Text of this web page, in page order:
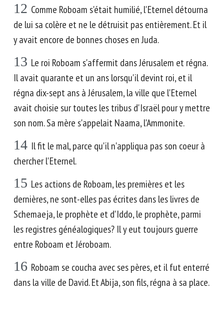
12 Comme Roboam s'était humilié, l'Eternel détourna
de lui sa colère et ne le détruisit pas entièrement. Et il
y avait encore de bonnes choses en Juda.
13 Le roi Roboam s'affermit dans Jérusalem et régna.
Il avait quarante et un ans lorsqu'il devint roi, et il
régna dix-sept ans à Jérusalem, la ville que l'Eternel
avait choisie sur toutes les tribus d'Israël pour y mettre
son nom. Sa mère s'appelait Naama, l'Ammonite.
14 Il fit le mal, parce qu'il n'appliqua pas son coeur à
chercher l'Eternel.
15 Les actions de Roboam, les premières et les
dernières, ne sont-elles pas écrites dans les livres de
Schemaeja, le prophète et d'Iddo, le prophète, parmi
les registres généalogiques? Il y eut toujours guerre
entre Roboam et Jéroboam.
16 Roboam se coucha avec ses pères, et il fut enterré
dans la ville de David. Et Abija, son fils, régna à sa place.